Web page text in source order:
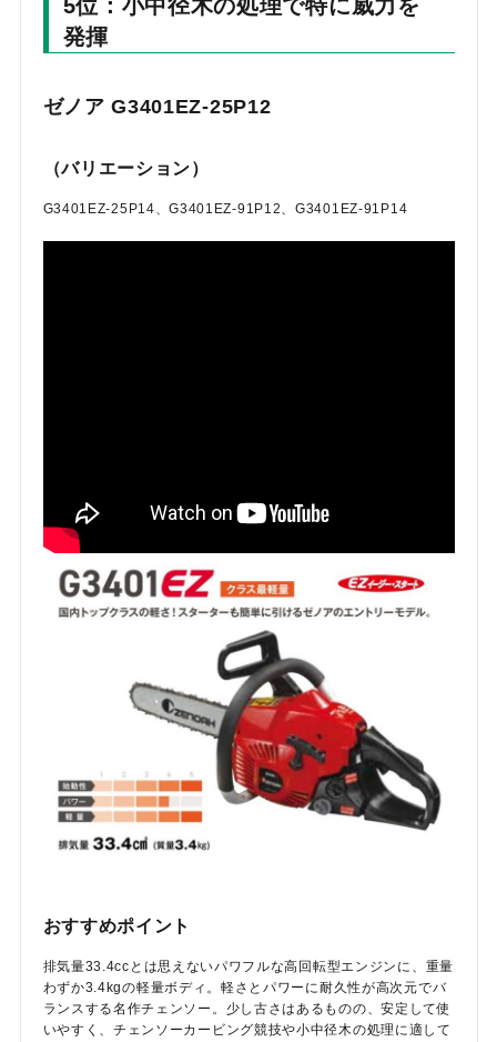
5位：小中径木の処理で特に威力を
発揮
ゼノア G3401EZ-25P12
（バリエーション）
G3401EZ-25P14、G3401EZ-91P12、G3401EZ-91P14
おすすめポイント
排気量33.4ccとは思えないパワフルな高回転型エンジンに、重量
わずか3.4kgの軽量ボディ。軽さとパワーに耐久性が高次元でバ
ランスする名作チェンソー。少し古さはあるものの、安定して使
いやすく、チェンソーカービング競技や小中径木の処理に適して